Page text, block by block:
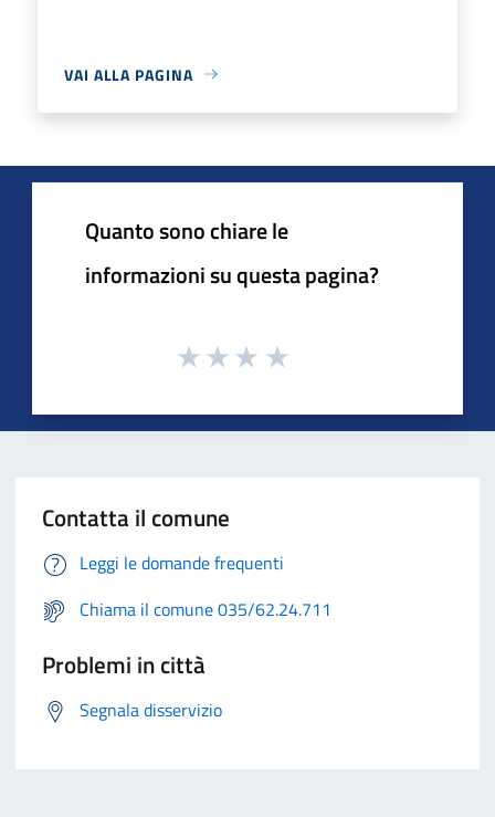
VAI ALLA PAGINA
Quanto sono chiare le
informazioni su questa pagina?
Contatta il comune
Leggi le domande frequenti
Chiama il comune 035/62.24.711
Problemi in città
Segnala disservizio